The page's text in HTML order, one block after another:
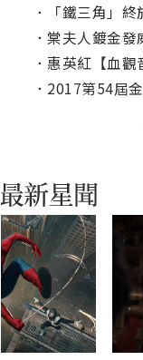
．
「鐵三角」終於
． 棠夫人鍍金發威
． 惠英紅【血觀
． 2017第54屆